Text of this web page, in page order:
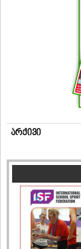
არქივი